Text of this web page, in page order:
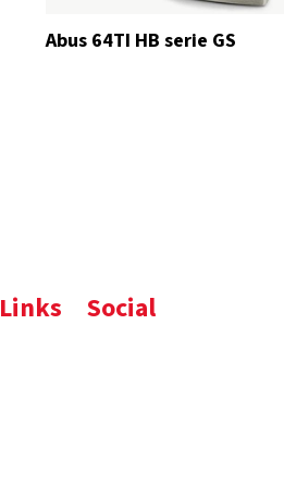
Abus 64TI HB serie GS
Links Social